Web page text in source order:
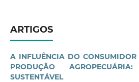
ARTIGOS
A INFLUÊNCIA DO CONSUMIDOR
PRODUÇÃO
SUSTENTÁVEL